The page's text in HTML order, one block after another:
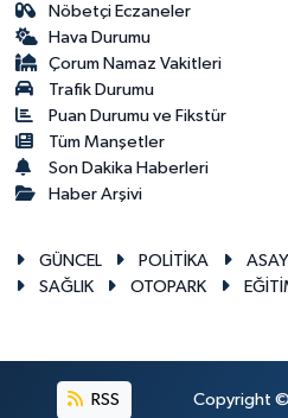
Nöbetçi Eczaneler
Hava Durumu
Çorum Namaz Vakitleri
Trafik Durumu
Puan Durumu ve Fikstür
Tüm Manşetler
Son Dakika Haberleri
Haber Arşivi
GÜNCEL POLİTİKA
SAĞLIK
OTOPARK
RSS Copyright ©